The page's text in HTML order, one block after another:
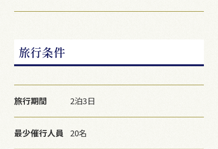
旅行条件
旅行期間 2泊3日
最少催行人員 20名